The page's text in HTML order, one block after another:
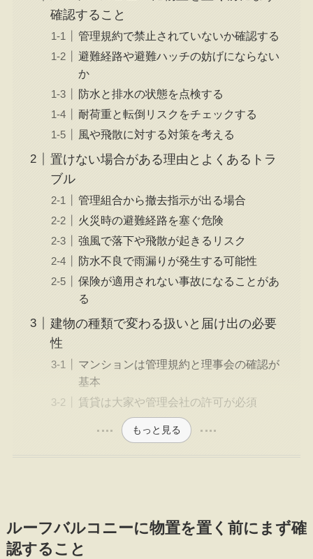
確認すること
管理規約で禁止されていないか確認する
避難経路や避難ハッチの妨げにならない
か
防水と排水の状態を点検する
耐荷重と転倒リスクをチェックする
風や飛散に対する対策を考える
置けない場合がある理由とよくあるトラ
ブル
管理組合から撤去指示が出る場合
火災時の避難経路を塞ぐ危険
強風で落下や飛散が起きるリスク
防水不良で雨漏りが発生する可能性
保険が適用されない事故になることがあ
る
建物の種類で変わる扱いと届け出の必要
性
マンションは管理規約と理事会の確認が
基本
賃貸は大家や管理会社の許可が必須
もっと見る
ルーフバルコニーに物置を置く前にまず確
認すること